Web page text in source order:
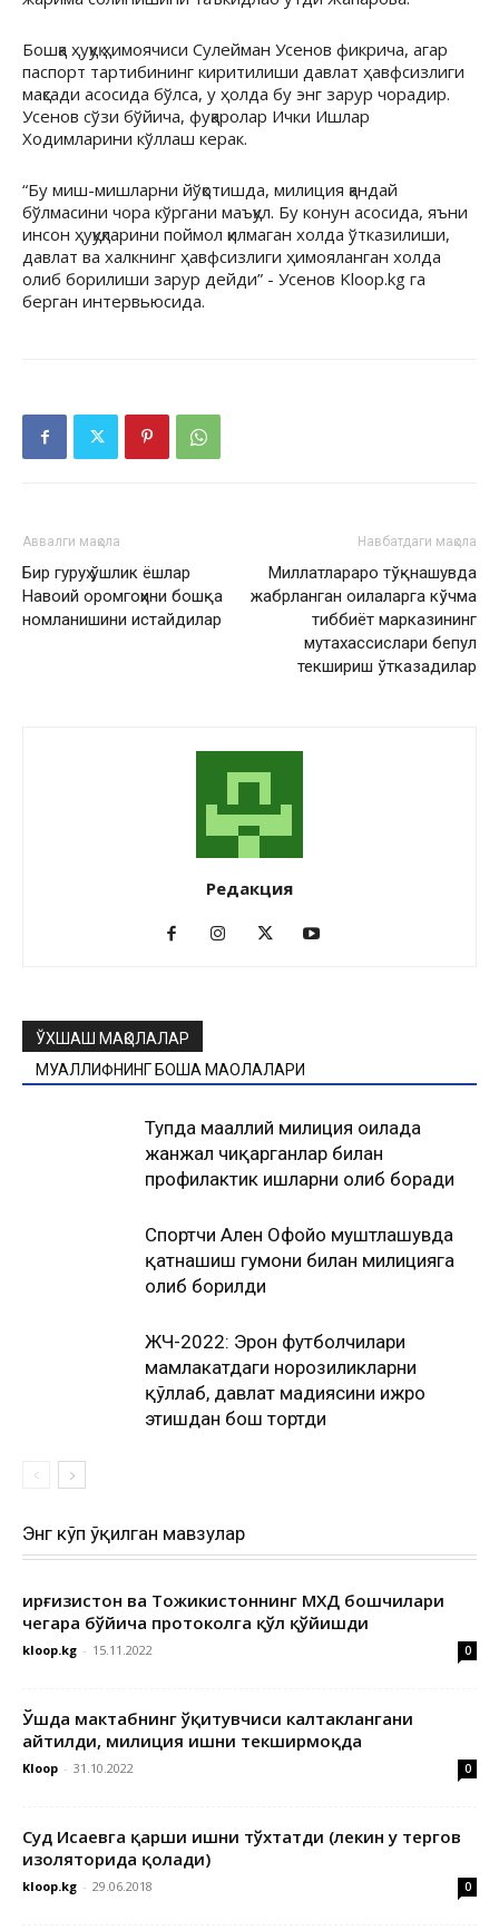
Бошқа ҳуқуқ ҳимоячиси Сулейман Усенов фикрича, агар
паспорт тартибининг киритилиши давлат ҳавфсизлиги
мақсади асосида бўлса, у ҳолда бу энг зарур чорадир.
Усенов сўзи бўйича, фуқаролар Ички Ишлар
Ходимларини кўллаш керак.
“Бу миш-мишларни йўқотишда, милиция қандай
бўлмасини чора кўргани маъқул. Бу конун асосида, яъни
инсон ҳуқуқларини поймол қилмаган холда ўтказилиши,
давлат ва халкнинг ҳавфсизлиги ҳимояланган холда
олиб борилиши зарур дейди” - Усенов Kloop.kg га
берган интервьюсида.
Аввалги мақола
Бир гуруҳ ўшлик ёшлар
Навоий оромгоҳини бошқа
номланишини истайдилар
Навбатдаги мақола
Миллатлараро тўқнашувда
жабрланган оилаларга кўчма
тиббиёт марказининг
мутахассислари бепул
текшириш ўтказадилар
Редакция
ЎХШАШ МАҚОЛАЛАР
МУАЛЛИФНИНГ БОШҚА МАҚОЛАЛАРИ
Тупда маҳаллий милиция оилада
жанжал чиқарганлар билан
профилактик ишларни олиб боради
Спортчи Ален Офойо муштлашувда
қатнашиш гумони билан милицияга
олиб борилди
ЖЧ-2022: Эрон футболчилари
мамлакатдаги норозиликларни
қўллаб, давлат мадҳиясини ижро
этишдан бош тортди
Энг кўп ўқилган мавзулар
Қирғизистон ва Тожикистоннинг МХДҚ бошчилари
чегара бўйича протоколга қўл қўйишди
kloop.kg - 15.11.2022 0
Ўшда мактабнинг ўқитувчиси калтаклангани
айтилди, милиция ишни текширмоқда
Kloop - 31.10.2022 0
Суд Исаевга қарши ишни тўхтатди (лекин у тергов
изоляторида қолади)
kloop.kg - 29.06.2018 0